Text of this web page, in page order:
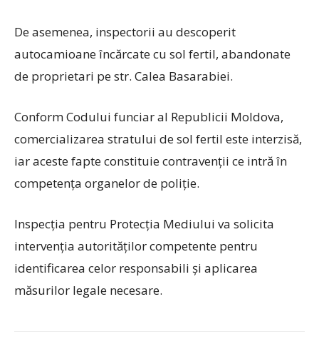
De asemenea, inspectorii au descoperit
autocamioane încărcate cu sol fertil, abandonate
de proprietari pe str. Calea Basarabiei.
Conform Codului funciar al Republicii Moldova,
comercializarea stratului de sol fertil este interzisă,
iar aceste fapte constituie contravenții ce intră în
competența organelor de poliție.
Inspecția pentru Protecția Mediului va solicita
intervenția autorităților competente pentru
identificarea celor responsabili și aplicarea
măsurilor legale necesare.